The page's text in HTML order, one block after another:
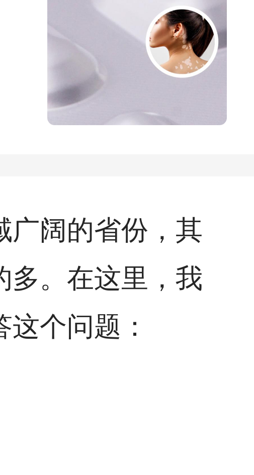
广阔的省份，其
多。在这里，我
个问题：